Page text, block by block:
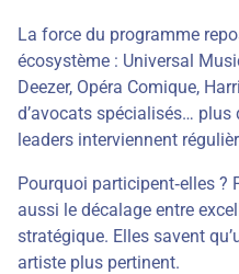
La force du programme
écosystème : Universal
Deezer, Opéra Comique,
d’avocats spécialisés…
leaders interviennent
Pourquoi participent‑elles ?
aussi le décalage entre
stratégique. Elles savent
artiste plus pertinent.